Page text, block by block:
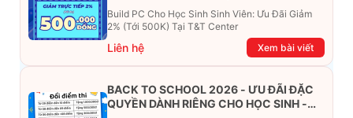
Build PC Cho Học Sinh Sinh Viên: Ưu Đãi Giảm
2% (Tới 500K) Tại T&T Center
Liên hệ Xem bài viết
BACK TO SCHOOL 2026 - ƯU ĐÃI ĐẶC
QUYỀN DÀNH RIÊNG CHO HỌC SINH -